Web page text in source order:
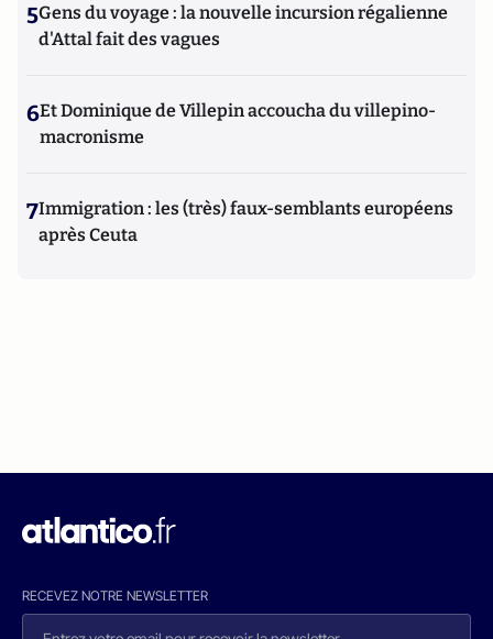
5Gens du voyage : la nouvelle incursion régalienne
d'Attal fait des vagues
6Et Dominique de Villepin accoucha du villepino-
macronisme
7Immigration : les (très) faux-semblants européens
après Ceuta
RECEVEZ NOTRE NEWSLETTER